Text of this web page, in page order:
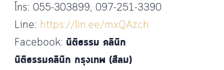
โทร: 055-303899, 097-251-3390
Line: https://lin.ee/mxQAzch
Facebook: นิติธรรม คลินิก
นิติธรรมคลินิก กรุงเทพ (สีลม)